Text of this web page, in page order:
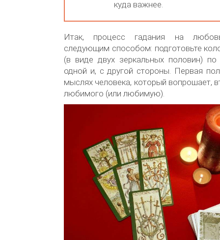
куда важнее.
Итак, процесс гадания на
следующим способом: подготовьте
(в виде двух зеркальных половин) по
одной и, с другой стороны. Первая
мыслях человека, который вопрошает,
любимого (или любимую).